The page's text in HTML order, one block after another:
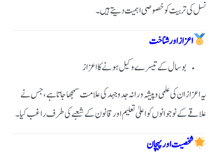
نسل کی تربیت کو خصوصی اہمیت دیتے ہیں۔
اعزاز اور شناخت
بوسال کے تیسرے وکیل ہونے کا اعزاز
یہ اعزاز ان کی علمی و پیشہ ورانہ جدوجہد کی علامت سمجھا جاتا ہے، جس نے
علاقے کے نوجوانوں کو اعلیٰ تعلیم اور قانون کے شعبے کی طرف راغب کیا۔
شخصیت اور پہچان